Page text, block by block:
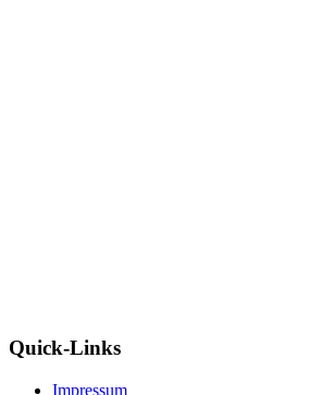
Quick-Links
Impressum